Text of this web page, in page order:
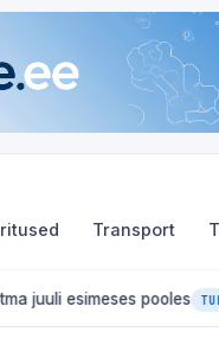
Transport
pooles TURISM Tallinna